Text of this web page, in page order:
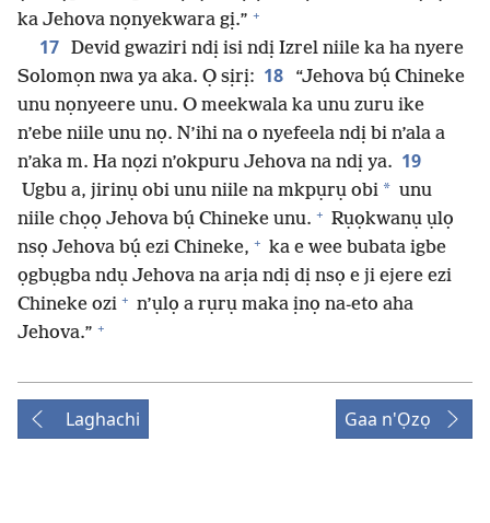
ka Jehova nọnyekwara gị.” +
17 Devid gwaziri ndị isi ndị Izrel niile ka ha nyere
Solomọn nwa ya aka. Ọ sịrị: 18
“Jehova bụ́ Chineke
unu nọnyeere unu. O meekwala ka unu zuru ike
n’ebe niile unu nọ. N’ihi na o nyefeela ndị bi n’ala a
n’aka m. Ha nọzi n’okpuru Jehova na ndị ya. 19
Ugbu a, jirinụ obi unu niile na mkpụrụ obi * unu
niile chọọ Jehova bụ́ Chineke unu. + Rụọkwanụ ụlọ
nsọ Jehova bụ́ ezi Chineke, + ka e wee bubata igbe
ọgbụgba ndụ Jehova na arịa ndị dị nsọ e ji ejere ezi
Chineke ozi + n’ụlọ a rụrụ maka ịnọ na-eto aha
Jehova.” +
Laghachi Gaa n'Ọzọ